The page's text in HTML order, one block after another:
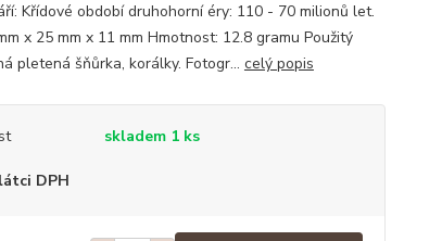
Křídové období druhohorní éry: 110 - 70 milionů let.
x 25 mm x 11 mm Hmotnost: 12.8 gramu Použitý
pletená šňůrka, korálky. Fotogr... celý popis
skladem 1 ks
DPH